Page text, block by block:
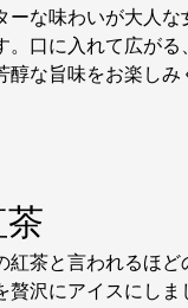
ーな味わいが大人な
。口に入れて広がる
醇な旨味をお楽しみ
茶
紅茶と言われるほど
贅沢にアイスにしま